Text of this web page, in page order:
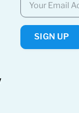
SIGN UP